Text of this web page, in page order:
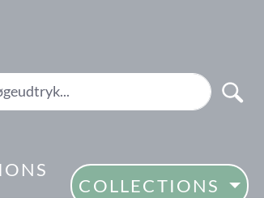
COLLECTIONS